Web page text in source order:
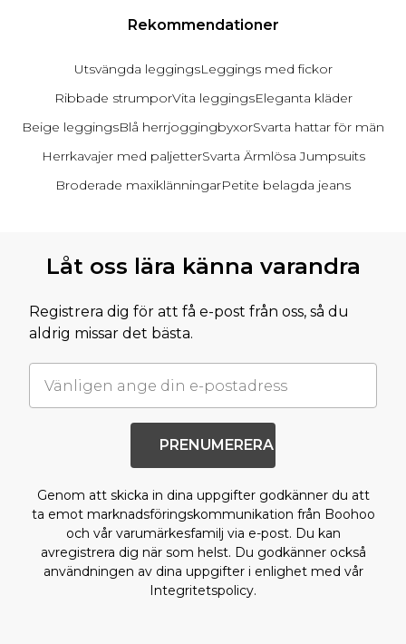
Rekommendationer
Utsvängda leggingsLeggings med fickor
Ribbade strumporVita leggingsEleganta kläder
Beige leggingsBlå herrjoggingbyxorSvarta hattar för män
Herrkavajer med paljetterSvarta Ärmlösa Jumpsuits
Broderade maxiklänningarPetite belagda jeans
Låt oss lära känna varandra
Registrera dig för att få e-post från oss, så du
aldrig missar det bästa.
PRENUMERERA
Genom att skicka in dina uppgifter godkänner du att
ta emot marknadsföringskommunikation från Boohoo
och vår varumärkesfamilj via e-post. Du kan
avregistrera dig när som helst. Du godkänner också
användningen av dina uppgifter i enlighet med vår
Integritetspolicy.